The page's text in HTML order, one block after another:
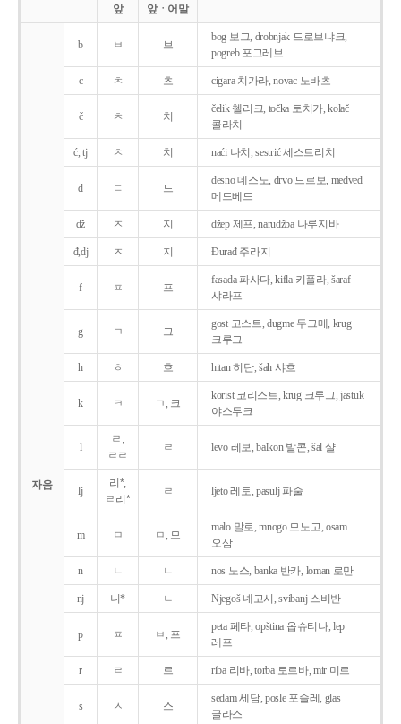
앞
앞ㆍ어말
자음
b ㅂ 브
bog 보그, drobnjak 드로브냐크,
pogreb 포그레브
c ㅊ 츠 cigara 치가라, novac 노바츠
č ㅊ 치
čelik 첼리크, točka 토치카, kolač
콜라치
ć, tj ㅊ 치 naći 나치, sestrić 세스트리치
d ㄷ 드
desno 데스노, drvo 드르보, medved
메드베드
dž ㅈ 지 džep 제프, narudžba 나루지바
đ,dj ㅈ 지 Ðurađ 주라지
f ㅍ 프
fasada 파사다, kifla 키플라, šaraf
샤라프
g ㄱ 그
gost 고스트, dugme 두그메, krug
크루그
h ㅎ 흐 hitan 히탄, šah 샤흐
k ㅋ ㄱ, 크
korist 코리스트, krug 크루그, jastuk
야스투크
l
ㄹ,
ㄹㄹ
ㄹ levo 레보, balkon 발콘, šal 샬
lj
리*,
ㄹ리*
ㄹ ljeto 레토, pasulj 파술
m ㅁ ㅁ, 므
malo 말로, mnogo 므노고, osam
오삼
n ㄴ ㄴ nos 노스, banka 반카, loman 로만
nj 니* ㄴ Njegoš 녜고시, svibanj 스비반
p ㅍ ㅂ, 프
peta 페타, opština 옵슈티나, lep
레프
r ㄹ 르 riba 리바, torba 토르바, mir 미르
s ㅅ 스
sedam 세담, posle 포슬레, glas
글라스